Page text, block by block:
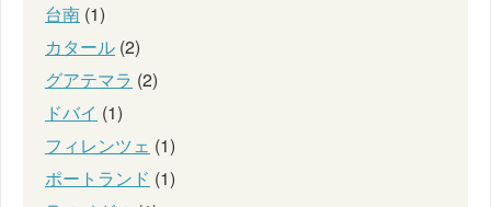
台南 (1)
カタール (2)
グアテマラ (2)
ドバイ (1)
フィレンツェ (1)
ポートランド (1)